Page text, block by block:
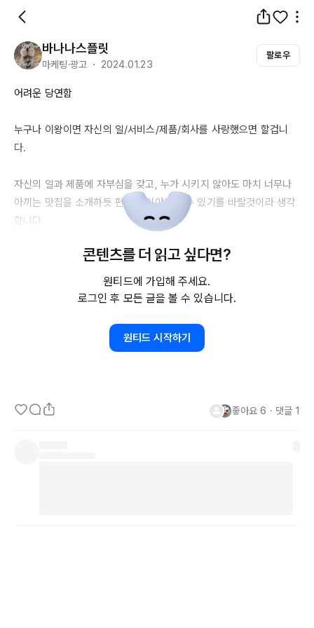
바나나스플릿
마케팅·광고 ・ 2024.01.23
팔로우
어려운 당연함
누구나 이왕이면 자신의 일/서비스/제품/회사를 사랑했으면 할겁니
다.
자신의 일과 제품에 자부심을 갖고, 누가 시키지 않아도 마치 너무나
아끼는 맛집을 소개하듯 편하게 이야기 할수 있기를 바랄것이라 생각
합니다.
그런데 쉽지는 않은 경우가 더 많은것 같네요.
다만 쉽지 않다고 아예 포기하고 싶지는 않습니다.
사업부도 힘들다면 팀, 팀도 어렵다면 적어도 내일과 주변 사람에게
만큼이라도 그런 마음이 들 수 있도록
콘텐츠를 더 읽고 싶다면?
원티드에 가입해 주세요.
로그인 후 모든 글을 볼 수 있습니다.
원티드 시작하기
좋아요 6 ・ 댓글 1